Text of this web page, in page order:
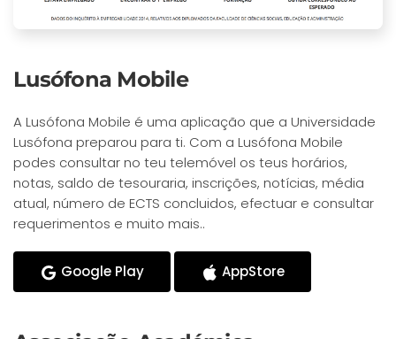
Lusófona Mobile
A Lusófona Mobile é uma aplicação que a Universidade
Lusófona preparou para ti. Com a Lusófona Mobile
podes consultar no teu telemóvel os teus horários,
notas, saldo de tesouraria, inscrições, notícias, média
atual, número de ECTS concluidos, efectuar e consultar
requerimentos e muito mais..
Google Play AppStore